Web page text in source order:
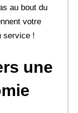
au bout du
votre
service !
une